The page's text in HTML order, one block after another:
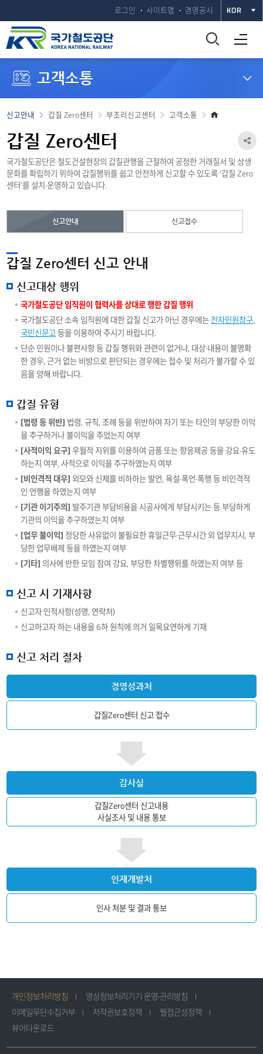
로그인 사이트맵 경영공시 KOR
통
합
열
전체메뉴 열기
고객소통
고객소통
부조리신고센터
갑질 Zero센터
신고안내
갑질 Zero센터
국가철도공단은 철도건설현장의 갑질관행을 근절하여 공정한 거래질서 및 상생
문화를 확립하기 위하여 갑질행위를 쉽고 안전하게 신고할 수 있도록 ‘갑질 Zero
센터’를 설치·운영하고 있습니다.
공
신고안내 신고접수
갑질 Zero센터 신고 안내
신고대상 행위
국가철도공단 임직원이 협력사를 상대로 행한 갑질 행위
국가철도공단 소속 임직원에 대한 갑질 신고가 아닌 경우에는 전자민원창구,
국민신문고등을 이용하여 주시기 바랍니다.
단순 민원이나 불편사항 등 갑질 행위와 관련이 없거나, 대상·내용이 불명확
한 경우, 근거 없는 비방으로 판단되는 경우에는 접수 및 처리가 불가할 수 있
음을 양해 바랍니다.
갑질 유형
[법령 등 위반] 법령, 규칙, 조례 등을 위반하여 자기 또는 타인의 부당한 이익
을 추구하거나 불이익을 주었는지 여부
[사적이익 요구] 우월적 지위를 이용하여 금품 또는 향응제공 등을 강요·유도
하는지 여부, 사적으로 이익을 추구하였는지 여부
[비인격적 대우] 외모와 신체를 비하하는 발언, 욕설·폭언·폭행 등 비인격적
인 언행을 하였는지 여부
[기관 이기주의] 발주기관 부담비용을 시공사에게 부담시키는 등 부당하게
기관의 이익을 추구하였는지 여부
[업무 불이익] 정당한 사유없이 불필요한 휴일근무·근무시간 외 업무지시, 부
당한 업무배제 등을 하였는지 여부
[기타] 의사에 반한 모임 참여 강요, 부당한 차별행위를 하였는지 여부 등
신고 시 기재사항
신고자 인적사항(성명, 연락처)
신고하고자 하는 내용을 6하 원칙에 의거 일목요연하게 기재
신고 처리 절차
경영성과처
갑질Zero센터 신고 접수
감사실
갑질Zero센터 신고내용
사실조사 및 내용 통보
인재개발처
인사 처분 및 결과 통보
개인정보처리방침
영상정보처리기기 운영·관리방침
이메일무단수집거부
저작권보호정책
웹접근성정책
뷰어다운로드